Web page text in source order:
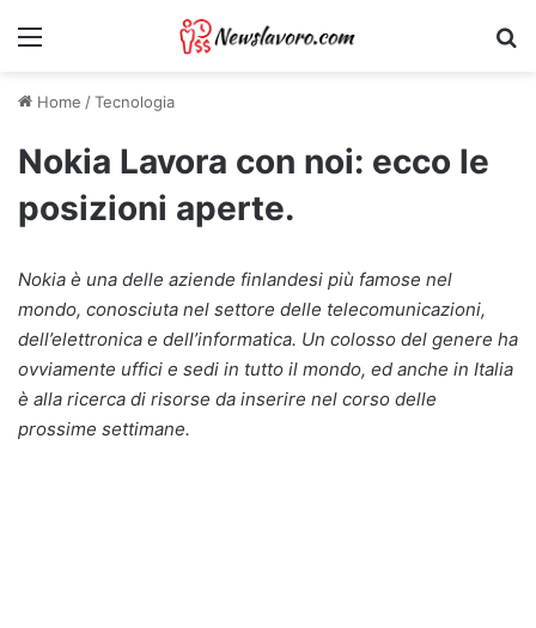
Menu
Home /Tecnologia
Nokia Lavora con noi: ecco le
posizioni aperte.
Nokia è una delle aziende finlandesi più famose nel
mondo, conosciuta nel settore delle telecomunicazioni,
dell’elettronica e dell’informatica. Un colosso del genere ha
ovviamente uffici e sedi in tutto il mondo, ed anche in Italia
è alla ricerca di risorse da inserire nel corso delle
prossime settimane.